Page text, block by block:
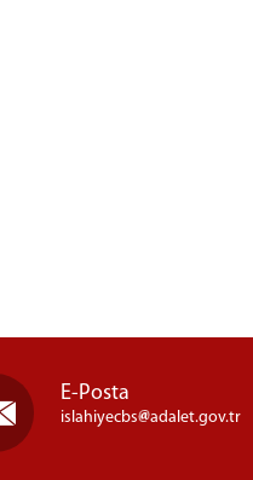
E-Posta
islahiyecbs adalet.gov.tr